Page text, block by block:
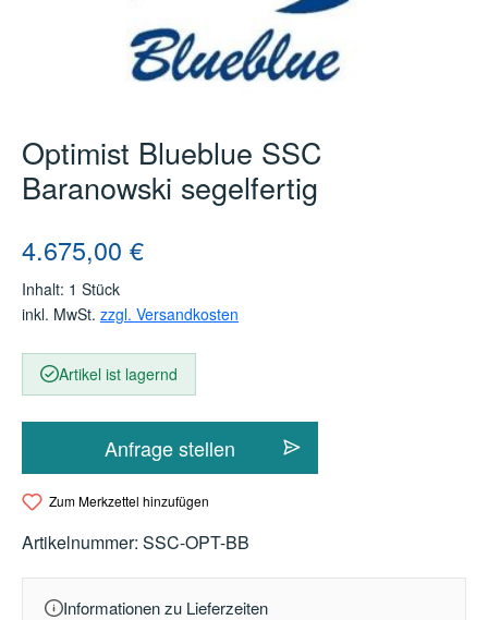
Optimist Blueblue SSC
Baranowski segelfertig
Regulärer Preis:
4.675,00 €
Inhalt: 1 Stück
inkl. MwSt. zzgl. Versandkosten
Artikel ist lagernd
Anfrage stellen
Zum Merkzettel hinzufügen
Artikelnummer: SSC-OPT-BB
Informationen zu Lieferzeiten